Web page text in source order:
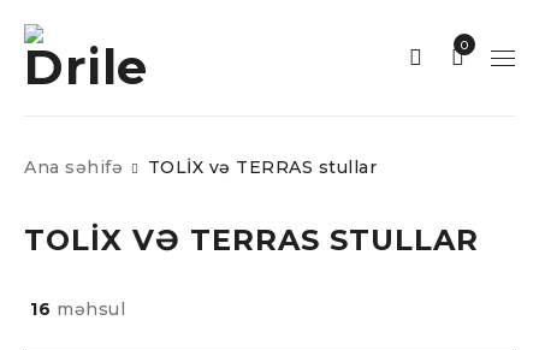
0
Ana səhifə TOLİX və TERRAS stullar
TOLİX VƏ TERRAS STULLAR
16 məhsul